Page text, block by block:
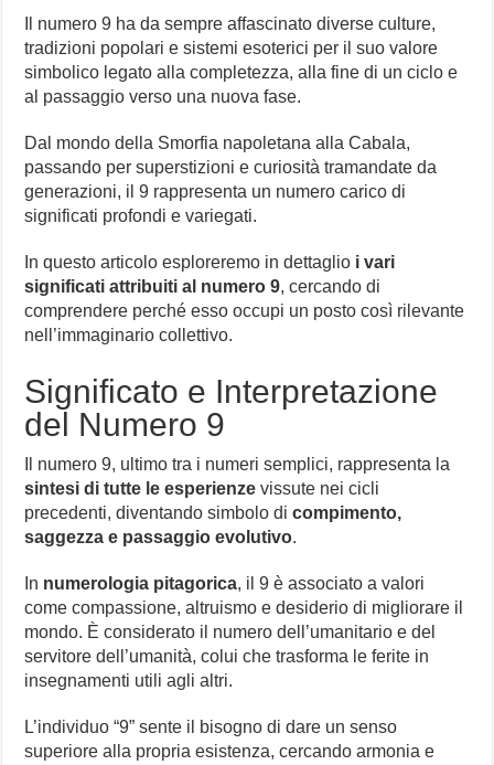
Il numero 9 ha da sempre affascinato diverse culture,
tradizioni popolari e sistemi esoterici per il suo valore
simbolico legato alla completezza, alla fine di un ciclo e
al passaggio verso una nuova fase.
Dal mondo della Smorfia napoletana alla Cabala,
passando per superstizioni e curiosità tramandate da
generazioni, il 9 rappresenta un numero carico di
significati profondi e variegati.
In questo articolo esploreremo in dettaglio i vari
significati attribuiti al numero 9, cercando di
comprendere perché esso occupi un posto così rilevante
nell’immaginario collettivo.
Significato e Interpretazione
del Numero 9
Il numero 9, ultimo tra i numeri semplici, rappresenta la
sintesi di tutte le esperienze vissute nei cicli
precedenti, diventando simbolo dicompimento,
saggezza e passaggio evolutivo.
In numerologia pitagorica, il 9 è associato a valori
come compassione, altruismo e desiderio di migliorare il
mondo. È considerato il numero dell’umanitario e del
servitore dell’umanità, colui che trasforma le ferite in
insegnamenti utili agli altri.
L’individuo “9” sente il bisogno di dare un senso
superiore alla propria esistenza, cercando armonia e